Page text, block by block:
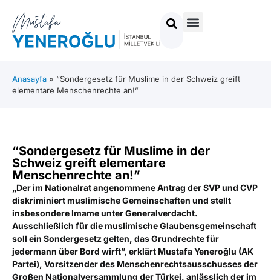
Anasayfa » “Sondergesetz für Muslime in der Schweiz greift
elementare Menschenrechte an!”
“Sondergesetz für Muslime in der
Schweiz greift elementare
Menschenrechte an!”
„Der im Nationalrat angenommene Antrag der SVP und CVP
diskriminiert muslimische Gemeinschaften und stellt
insbesondere Imame unter Generalverdacht.
Ausschließlich für die muslimische Glaubensgemeinschaft
soll ein Sondergesetz gelten, das Grundrechte für
jedermann über Bord wirft”, erklärt Mustafa Yeneroğlu (AK
Partei), Vorsitzender des Menschenrechtsausschusses der
Großen Nationalversammlung der Türkei, anlässlich der im